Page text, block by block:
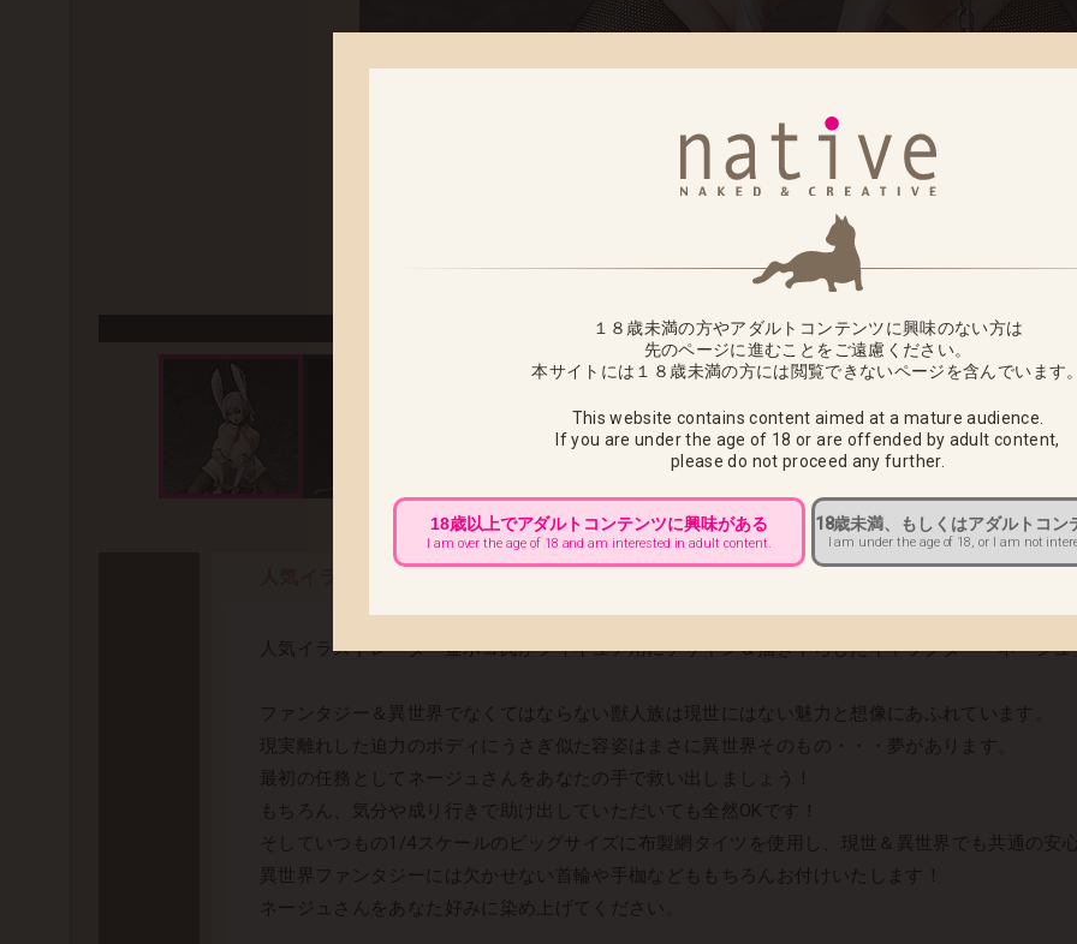
人気イラストレーター釜ボコ氏がフィギュア用にデザイン＆描き下ろしたキャラクター「ネージ
ファンタジー＆異世界でなくてはならない獣人族は現世にはない魅力と想像にあふれています。
現実離れした迫力のボディにうさぎ似た容姿はまさに異世界そのもの・・・夢があります。
最初の任務としてネージュさんをあなたの手で救い出しましょう！
もちろん、気分や成り行きで助け出していただいても全然OKです！
そしていつもの1/4スケールのビッグサイズに布製網タイツを使用し、現世＆異世界でも共通の安
異世界ファンタジーには欠かせない首輪や手枷などももちろんお付けいたします！
ネージュさんをあなた好みに染め上げてください。
１８歳未満の方やアダルトコンテンツに興味のない方は
先のページに進むことをご遠慮ください。
本サイトには１８歳未満の方には閲覧できないページを含んでいます
This website contains content aimed at a mature audience.
If you are under the age of 18 or are offended by adult content,
please do not proceed any further.
18歳以上でアダルトコンテンツに興味がある
I am over the age of 18 and am interested in adult content.
18歳未満、もしくはアダルトコン
I am under the age of 18, or I am not